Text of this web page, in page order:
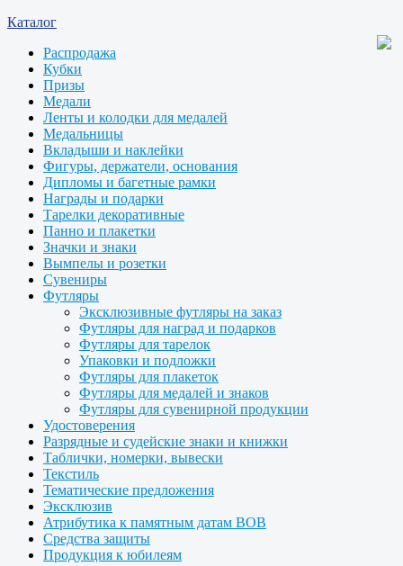
Каталог
Распродажа
Кубки
Призы
Медали
Ленты и колодки для медалей
Медальницы
Вкладыши и наклейки
Фигуры, держатели, основания
Дипломы и багетные рамки
Награды и подарки
Тарелки декоративные
Панно и плакетки
Значки и знаки
Вымпелы и розетки
Сувениры
Футляры
Эксклюзивные футляры на заказ
Футляры для наград и подарков
Футляры для тарелок
Упаковки и подложки
Футляры для плакеток
Футляры для медалей и знаков
Футляры для сувенирной продукции
Удостоверения
Разрядные и судейские знаки и книжки
Таблички, номерки, вывески
Текстиль
Тематические предложения
Эксклюзив
Атрибутика к памятным датам ВОВ
Средства защиты
Продукция к юбилеям